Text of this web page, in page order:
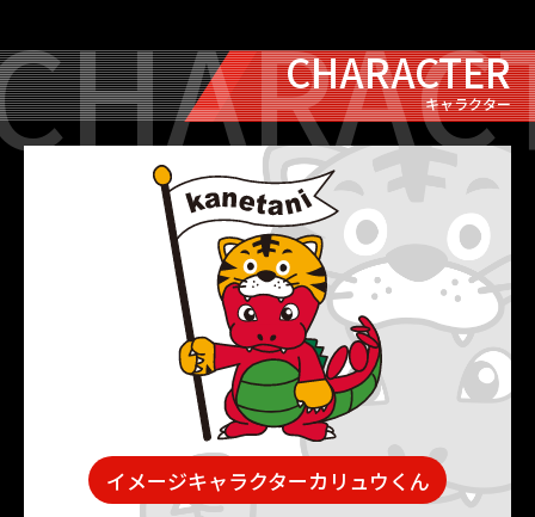
CHARACTER
キャラクター
イメージキャラクターカリュウくん